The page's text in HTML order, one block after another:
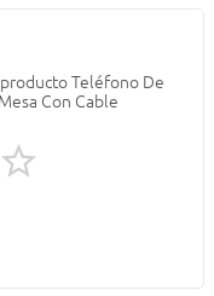
Teléfono De
Con Cable